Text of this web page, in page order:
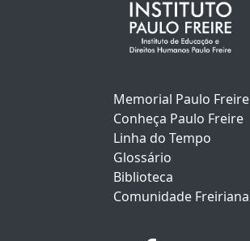
Memorial Paulo Freire
Conheça Paulo Freire
Linha do Tempo
Glossário
Biblioteca
Comunidade Freiriana